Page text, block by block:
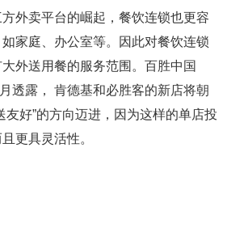
外卖平台的崛起，餐饮连锁也更容
家庭、办公室等。因此对餐饮连锁
外送用餐的服务范围。百胜中国
透露， 肯德基和必胜客的新店将朝
友好”的方向迈进，因为这样的单店投
更具灵活性。